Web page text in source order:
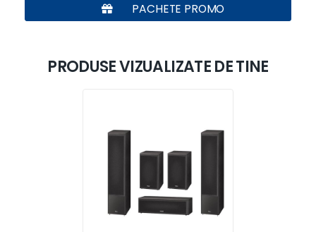
PACHETE PROMO
PRODUSE VIZUALIZATE DE TINE